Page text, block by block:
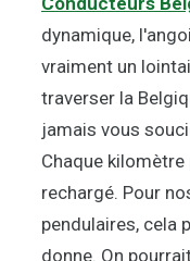
dynamique,
vraiment un
traverser la
jamais vous
Chaque
rechargé. Pour
pendulaires, cela
donne. On